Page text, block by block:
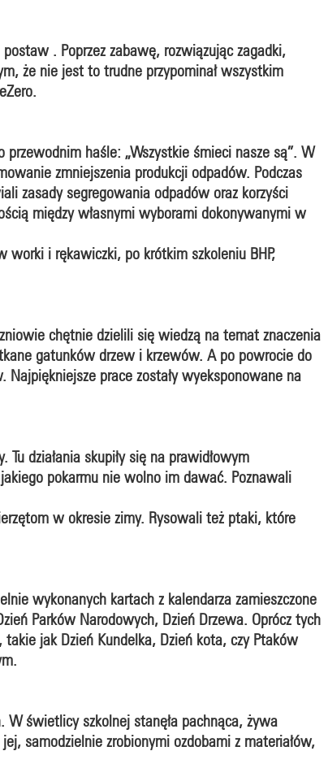
. Poprzez zabawę, rozwiązując zagadki,
że nie jest to trudne przypominał wszystkim
haśle: „Wszystkie śmieci nasze są”. W
zmniejszenia produkcji odpadów. Podczas
zasady segregowania odpadów oraz korzyści
między własnymi wyborami dokonywanymi w
worki i rękawiczki, po krótkim szkoleniu BHP,
chętnie dzielili się wiedzą na temat znaczenia
gatunków drzew i krzewów. A po powrocie do
prace zostały wyeksponowane na
działania skupiły się na prawidłowym
pokarmu nie wolno im dawać. Poznawali
w okresie zimy. Rysowali też ptaki, które
wykonanych kartach z kalendarza zamieszczone
Parków Narodowych, Dzień Drzewa. Oprócz tych
jak Dzień Kundelka, Dzień kota, czy Ptaków
W świetlicy szkolnej stanęła pachnąca, żywa
samodzielnie zrobionymi ozdobami z materiałów,